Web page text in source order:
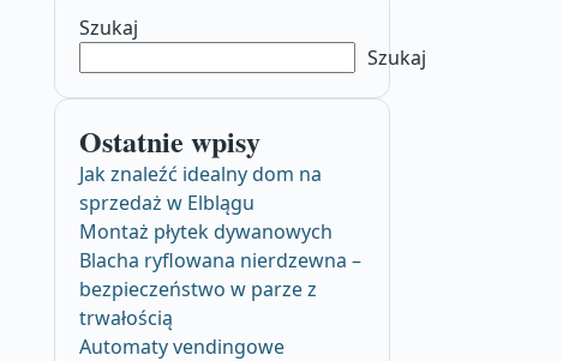
Szukaj
Szukaj
Ostatnie wpisy
Jak znaleźć idealny dom na
sprzedaż w Elblągu
Montaż płytek dywanowych
Blacha ryflowana nierdzewna –
bezpieczeństwo w parze z
trwałością
Automaty vendingowe